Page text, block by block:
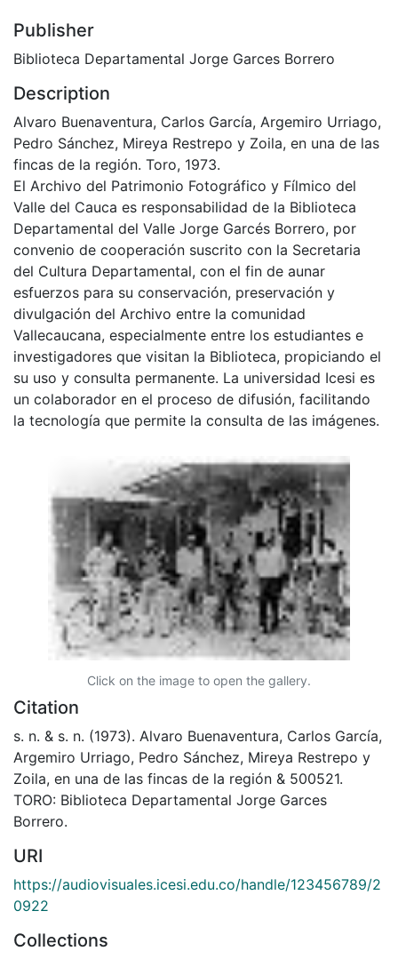
Publisher
Biblioteca Departamental Jorge Garces Borrero
Description
Alvaro Buenaventura, Carlos García, Argemiro Urriago,
Pedro Sánchez, Mireya Restrepo y Zoila, en una de las
fincas de la región. Toro, 1973.
El Archivo del Patrimonio Fotográfico y Fílmico del
Valle del Cauca es responsabilidad de la Biblioteca
Departamental del Valle Jorge Garcés Borrero, por
convenio de cooperación suscrito con la Secretaria
del Cultura Departamental, con el fin de aunar
esfuerzos para su conservación, preservación y
divulgación del Archivo entre la comunidad
Vallecaucana, especialmente entre los estudiantes e
investigadores que visitan la Biblioteca, propiciando el
su uso y consulta permanente. La universidad Icesi es
un colaborador en el proceso de difusión, facilitando
la tecnología que permite la consulta de las imágenes.
Click on the image to open the gallery.
Citation
s. n. & s. n. (1973). Alvaro Buenaventura, Carlos García,
Argemiro Urriago, Pedro Sánchez, Mireya Restrepo y
Zoila, en una de las fincas de la región & 500521.
TORO: Biblioteca Departamental Jorge Garces
Borrero.
URI
https://audiovisuales.icesi.edu.co/handle/123456789/2
0922
Collections